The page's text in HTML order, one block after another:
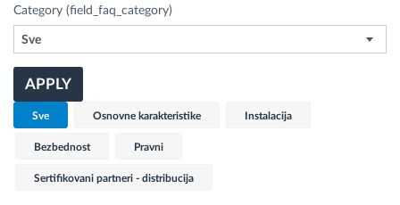
Planiranje i nadgledanje rute
Otkrijte sve funkcije
Category (field_faq_category)
Sve
APPLY
Sve Osnovne karakteristike Instalacija
Bezbednost Pravni
Sertifikovani partneri - distribucija